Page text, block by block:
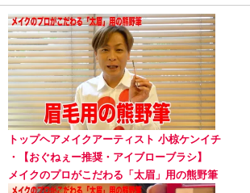
トップヘアメイクアーティスト 小椋ケンイチ
・【おぐねぇー推奨・アイブローブラシ】
メイクのプロがこだわる「太眉」用の熊野筆